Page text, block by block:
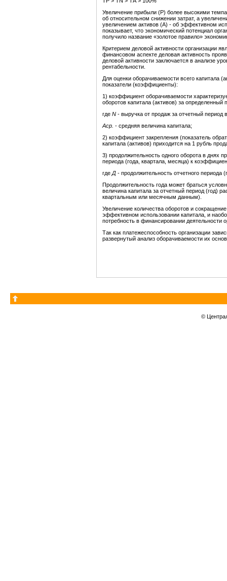
Увеличение прибыли (Р) более высокими
об относительном снижении затрат, а
увеличением активов (А) - об эффективном
показывает, что экономический потенциал
получило название «золотое правило»
Критерием деловой активности организации
финансовом аспекте деловая активность
деловой активности заключается в анализе
рентабельности.
Для оценки оборачиваемости всего капитала
показатели (коэффициенты):
1) коэффициент оборачиваемости
оборотов капитала (активов) за
где N - выручка от продаж за отчетный период
Аср. - средняя величина капитала;
2) коэффициент закрепления (показатель
капитала (активов) приходится на 1 рубль
3) продолжительность одного оборота в днях
периода (года, квартала, месяца) к
где Д - продолжительность отчетного периода
Продолжительность года может браться
величина капитала за отчетный период (год)
квартальным или месячным данным).
Увеличение количества оборотов и
эффективном использовании капитала, и
потребность в финансировании деятельности
Так как платежеспособность организации
развернутый анализ оборачиваемости их
©